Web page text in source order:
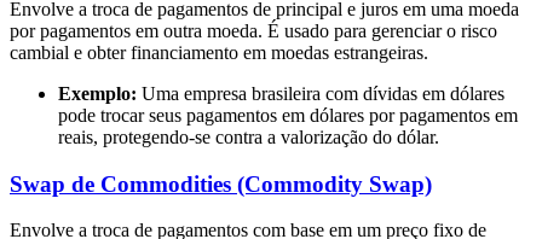
Envolve a troca de pagamentos de principal e juros em uma moeda
por pagamentos em outra moeda. É usado para gerenciar o risco
cambial e obter financiamento em moedas estrangeiras.
Exemplo: Uma empresa brasileira com dívidas em dólares
pode trocar seus pagamentos em dólares por pagamentos em
reais, protegendo-se contra a valorização do dólar.
Swap de Commodities (Commodity Swap)
Envolve a troca de pagamentos com base em um preço fixo de